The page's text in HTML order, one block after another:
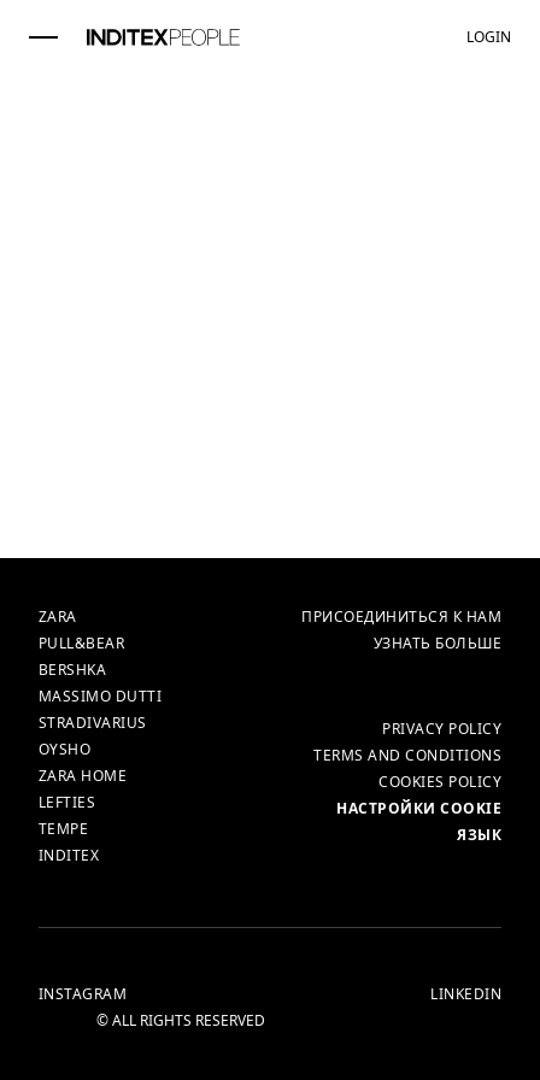
LOGIN
БРЕНДЫ
ZARA
PULL&BEAR
BERSHKA
MASSIMO DUTTI
STRADIVARIUS
OYSHO
ZARA HOME
LEFTIES
TEMPE
INDITEX
ГЛАВНАЯ
ПРИСОЕДИНИТЬСЯ К НАМ
УЗНАТЬ БОЛЬШЕ
PRIVACY POLICY
TERMS AND CONDITIONS
COOKIES POLICY
НАСТРОЙКИ COOKIE
ЯЗЫК
© ALL RIGHTS RESERVED
INSTAGRAM LINKEDIN